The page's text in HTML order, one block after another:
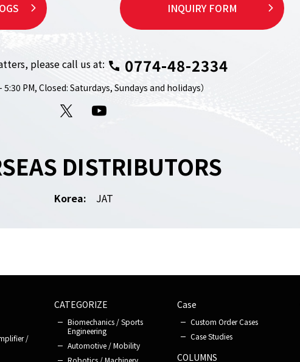
INQUIRY FORM
please call us at: 0774-48-2334
5:30 PM,Closed: Saturdays, Sundays and holidays）
X
DISTRIBUTORS
Korea: JAT
/
CATEGORIZE
Biomechanics / Sports
Engineering
Automotive / Mobility
Robotics / Machinery
Case
Custom Order Cases
Case Studies
COLUMNS